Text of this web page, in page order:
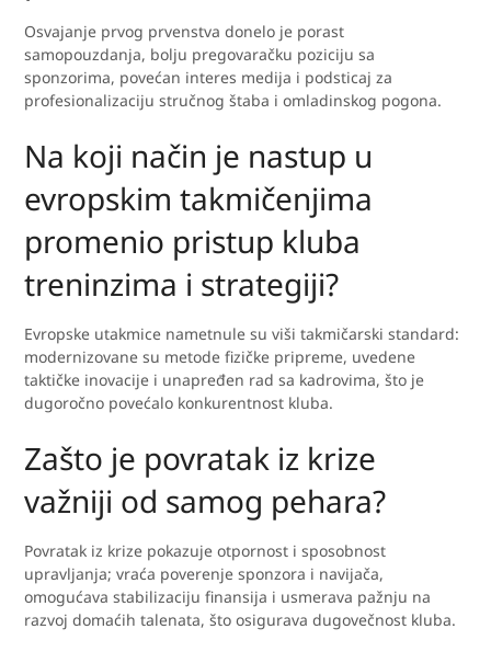
Osvajanje prvog prvenstva donelo je porast
samopouzdanja, bolju pregovaračku poziciju sa
sponzorima, povećan interes medija i podsticaj za
profesionalizaciju stručnog štaba i omladinskog pogona.
Na koji način je nastup u
evropskim takmičenjima
promenio pristup kluba
treninzima i strategiji?
Evropske utakmice nametnule su viši takmičarski standard:
modernizovane su metode fizičke pripreme, uvedene
taktičke inovacije i unapređen rad sa kadrovima, što je
dugoročno povećalo konkurentnost kluba.
Zašto je povratak iz krize
važniji od samog pehara?
Povratak iz krize pokazuje otpornost i sposobnost
upravljanja; vraća poverenje sponzora i navijača,
omogućava stabilizaciju finansija i usmerava pažnju na
razvoj domaćih talenata, što osigurava dugovečnost kluba.